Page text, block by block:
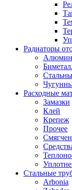
Радиаторы
Расходные
Замазки
Клей
Крепеж
Прочее
Стальные
Arbonia